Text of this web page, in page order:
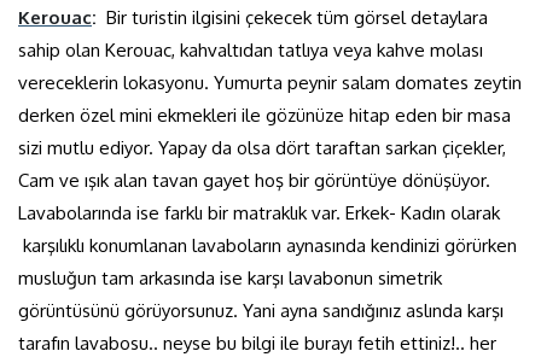
Kerouac: Bir turistin ilgisini çekecek tüm görsel detaylara
sahip olan Kerouac, kahvaltıdan tatlıya veya kahve molası
vereceklerin lokasyonu. Yumurta peynir salam domates zeytin
derken özel mini ekmekleri ile gözünüze hitap eden bir masa
sizi mutlu ediyor. Yapay da olsa dört taraftan sarkan çiçekler,
Cam ve ışık alan tavan gayet hoş bir görüntüye dönüşüyor.
Lavabolarında ise farklı bir matraklık var. Erkek- Kadın olarak
karşılıklı konumlanan lavaboların aynasında kendinizi görürken
musluğun tam arkasında ise karşı lavabonun simetrik
görüntüsünü görüyorsunuz. Yani ayna sandığınız aslında karşı
tarafın lavabosu.. neyse bu bilgi ile burayı fetih ettiniz!.. her